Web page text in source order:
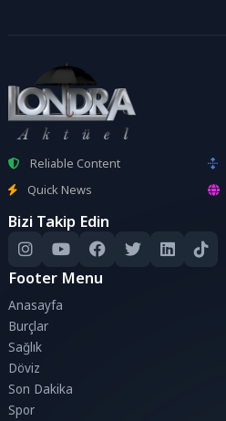
Reliable Content
Quick News
Bizi Takip Edin
Footer Menu
Anasayfa
Burçlar
Sağlık
Döviz
Son Dakika
Spor